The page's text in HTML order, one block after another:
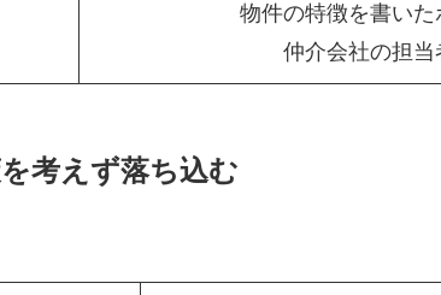
物件の特徴を書いた
仲介会社の担
考えず落ち込む